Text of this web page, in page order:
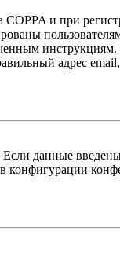
и при
адрес email,
данные